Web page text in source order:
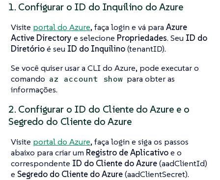
1. Configurar o ID do Inquilino do Azure
Visite portal do Azure, faça login e vá para Azure
Active Directory e selecione Propriedades. Seu ID do
Diretórioé seu ID do Inquilino(tenantID).
Se você quiser usar a CLI do Azure, pode executar o
comando az account show para obter as
informações.
2. Configurar o ID do Cliente do Azure e o
Segredo do Cliente do Azure
Visite portal do Azure, faça login e siga os passos
abaixo para criar um Registro de Aplicativoe o
correspondente ID do Cliente do Azure(aadClientId)
e Segredo do Cliente do Azure(aadClientSecret).